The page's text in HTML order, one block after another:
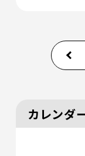
カレンダ